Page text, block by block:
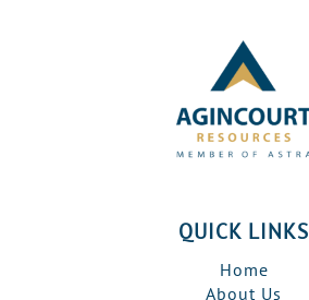
QUICK LINKS
Home
About Us